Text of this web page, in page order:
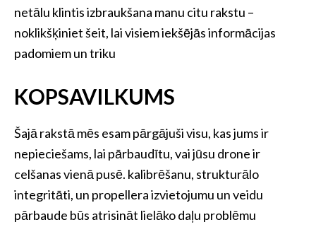
netālu klintis izbraukšana manu citu rakstu –
noklikšķiniet šeit, lai visiem iekšējās informācijas
padomiem un triku
KOPSAVILKUMS
Šajā rakstā mēs esam pārgājuši visu, kas jums ir
nepieciešams, lai pārbaudītu, vai jūsu drone ir
celšanas vienā pusē. kalibrēšanu, strukturālo
integritāti, un propellera izvietojumu un veidu
pārbaude būs atrisināt lielāko daļu problēmu